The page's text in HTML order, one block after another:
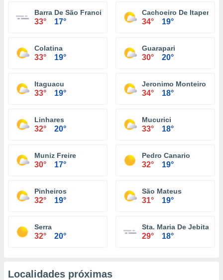
Barra De São Francisco
33° 17°
Cachoeiro De
34° 19°
Colatina
33° 19°
Guarapari
30° 20°
Itaguacu
33° 19°
Jeronimo Monteiro
34° 18°
Linhares
32° 20°
Mucurici
33° 18°
Muniz Freire
30° 17°
Pedro Canario
32° 19°
Pinheiros
32° 19°
São Mateus
31° 19°
Serra
32° 20°
Sta. Maria De Jebita
29° 18°
Localidades próximas